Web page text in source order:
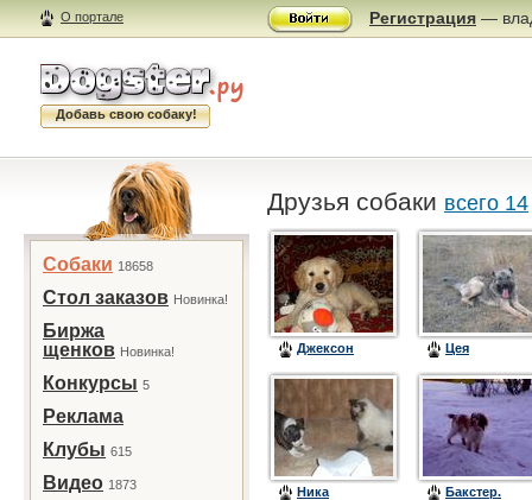
О портале Регистрация —
Добавь свою собаку!
Собаки 18658
Стол заказов Новинка!
Биржа
щенков Новинка!
Конкурсы 5
Реклама
Клубы 615
Видео 1873
Друзья собаки всего 14
Джексон Цея
Ника Бакстер.